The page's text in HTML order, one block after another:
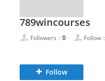
789wincourses
Followers： 0 Follow：
Follow